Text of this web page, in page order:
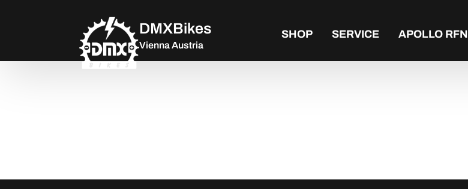
DMXBikes
Vienna Austria
SHOP SERVICE APOLLO RFN